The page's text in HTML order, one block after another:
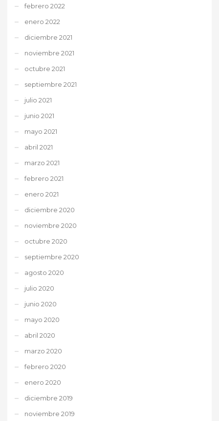
febrero 2022
enero 2022
diciembre 2021
noviembre 2021
octubre 2021
septiembre 2021
julio 2021
junio 2021
mayo 2021
abril 2021
marzo 2021
febrero 2021
enero 2021
diciembre 2020
noviembre 2020
octubre 2020
septiembre 2020
agosto 2020
julio 2020
junio 2020
mayo 2020
abril 2020
marzo 2020
febrero 2020
enero 2020
diciembre 2019
noviembre 2019